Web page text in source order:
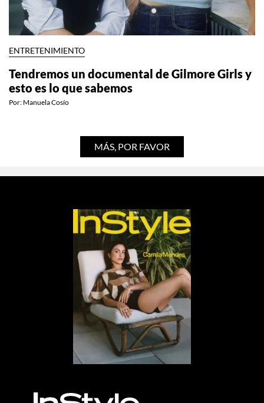
ENTRETENIMIENTO
Tendremos un documental de Gilmore Girls y
esto es lo que sabemos
Por: Manuela Cosío
MÁS, POR FAVOR